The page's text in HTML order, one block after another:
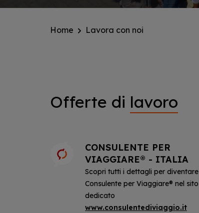
Home Lavora con noi
Offerte di lavoro
CONSULENTE PER
VIAGGIARE® - ITALIA
Scopri tutti i dettagli per diventare
Consulente per Viaggiare® nel sito
dedicato
www.consulentediviaggio.it